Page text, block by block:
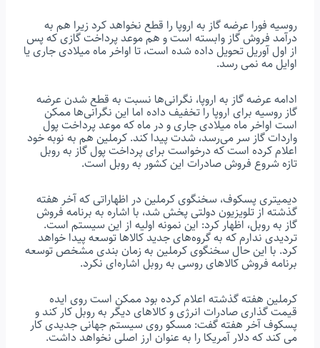
روسیه فورا عرضه گاز به اروپا را قطع نخواهد کرد زیرا هم به
درآمد فروش گاز وابسته است و هم موعد پرداخت گازی که پس
از اول آوریل تحویل داده شده است، تا اواخر ماه میلادی جاری یا
اوایل مه نمی رسد.
ادامه عرضه گاز به اروپا، نگرانی‌ها نسبت به قطع شدن عرضه
گاز روسیه برای اروپا را تخفیف داده اما این نگرانی‌ها ممکن
است اواخر ماه میلادی جاری و در ماه که موعد پرداخت پول
واردات گاز سر می‌رسد، شدت پیدا کند. کرملین هم به نوبه خود
اعلام کرده است که درخواست برای پرداخت پول گاز به روبل
تازه شروع فروش صادرات این کشور به روبل است.
دیمیتری پسکوف، سخنگوی کرملین در اظهاراتی که آخر هفته
گذشته از تلویزیون دولتی پخش شد، با اشاره به برنامه فروش
گاز به روبل، اظهار کرد: این نمونه اولیه از این سیستم است.
تردیدی ندارم که به گروه‌های جدید کالاها توسعه پیدا خواهد
کرد. با این حال سخنگوی کرملین به زمان بندی مشخص توسعه
برنامه فروش کالاهای روسی به روبل اشاره‌ای نکرد.
کرملین هفته گذشته اعلام کرده بود ممکن است روی ایده
قیمت گذاری صادرات انرژی و کالاهای دیگر به روبل کار کند و
پسکوف آخر هفته گفت: مسکو روی سیستم جهانی جدیدی کار
می کند که دلار آمریکا را به عنوان ارز اصلی نخواهد داشت.